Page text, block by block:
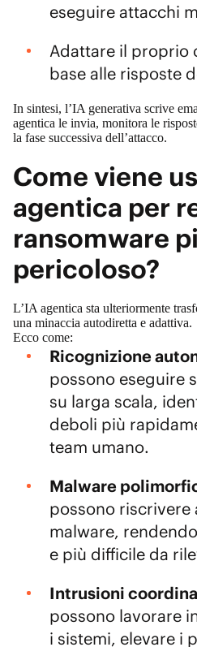
eseguire attacchi
Adattare il proprio
base alle risposte
In sintesi, l’IA generativa scrive
agentica le invia, monitora le
la fase successiva dell’attacco.
Come viene
agentica per
ransomware
pericoloso?
L’IA agentica sta ulteriormente
una minaccia autodiretta e adattiva.
Ecco come:
Ricognizione
possono eseguire
su larga scala,
deboli più
team umano.
Malware
possono riscrivere
malware,
e più difficile da
Intrusioni
possono lavorare
i sistemi, elevare i